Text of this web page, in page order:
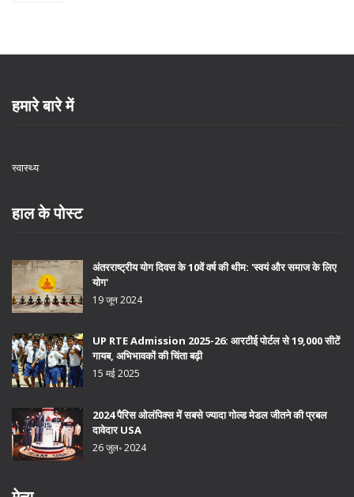
हमारे बारे में
स्वास्थ्य
हाल के पोस्ट
अंतरराष्ट्रीय योग दिवस के 10वें वर्ष की थीम: 'स्वयं और समाज के लिए
योग'
19 जून 2024
UP RTE Admission 2025-26: आरटीई पोर्टल से 19,000 सीटें
गायब, अभिभावकों की चिंता बढ़ी
15 मई 2025
2024 पैरिस ओलंपिक्स में सबसे ज्यादा गोल्ड मेडल जीतने की प्रबल
दावेदार USA
26 जुल॰ 2024